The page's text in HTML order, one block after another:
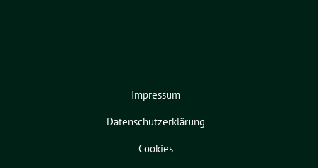
Impressum
Datenschutzerklärung
Cookies